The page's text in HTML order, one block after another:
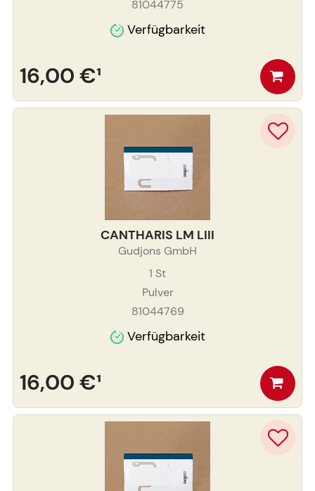
81044775
Verfügbarkeit
16,00 €¹
CANTHARIS LM LIII
Gudjons GmbH
1 St
Pulver
81044769
Verfügbarkeit
16,00 €¹